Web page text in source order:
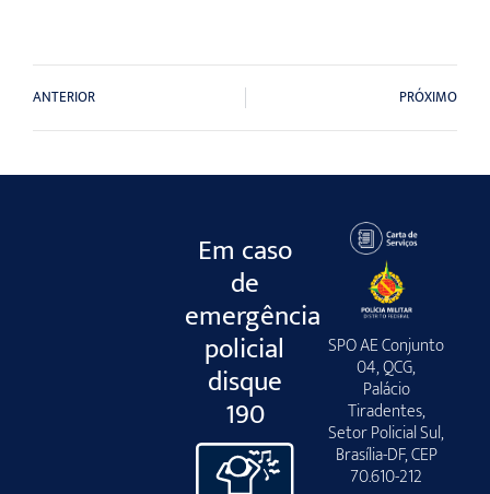
ANTERIOR PRÓXIMO
Em caso
de
emergência
policial
disque
190
SPO AE Conjunto
04, QCG,
Palácio
Tiradentes,
Setor Policial Sul,
Brasília-DF, CEP
70.610-212